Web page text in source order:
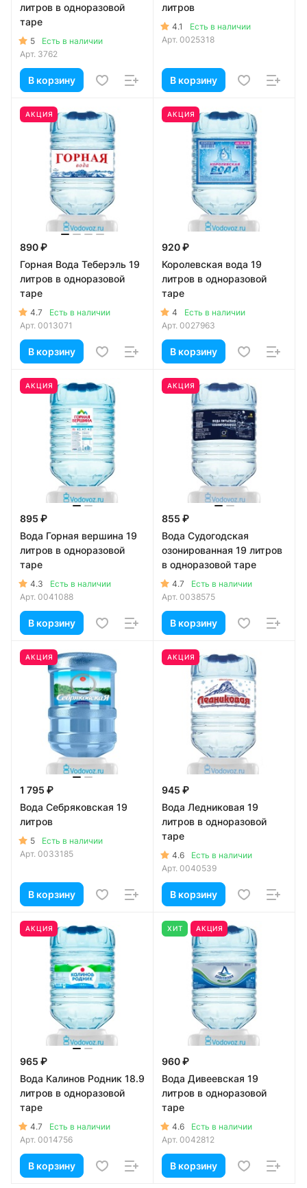
литров в одноразовой
таре
5
Есть в наличии
Арт. 3762
В корзину
литров
4.1
Есть в наличии
Арт. 0025318
В корзину
АКЦИЯ
890 ₽
Горная Вода Теберэль 19
литров в одноразовой
таре
4.7
Есть в наличии
Арт. 0013071
В корзину
АКЦИЯ
920 ₽
Королевская вода 19
литров в одноразовой
таре
4
Есть в наличии
Арт. 0027963
В корзину
АКЦИЯ
895 ₽
Вода Горная вершина 19
литров в одноразовой
таре
4.3
Есть в наличии
Арт. 0041088
В корзину
АКЦИЯ
855 ₽
Вода Судогодская
озонированная 19 литров
в одноразовой таре
4.7
Есть в наличии
Арт. 0038575
В корзину
АКЦИЯ
1 795 ₽
Вода Себряковская 19
литров
5
Есть в наличии
Арт. 0033185
В корзину
АКЦИЯ
945 ₽
Вода Ледниковая 19
литров в одноразовой
таре
4.6
Есть в наличии
Арт. 0040539
В корзину
АКЦИЯ
965 ₽
Вода Калинов Родник 18.9
литров в одноразовой
таре
4.7
Есть в наличии
Арт. 0014756
В корзину
ХИТ АКЦИЯ
960 ₽
Вода Дивеевская 19
литров в одноразовой
таре
4.6
Есть в наличии
Арт. 0042812
В корзину